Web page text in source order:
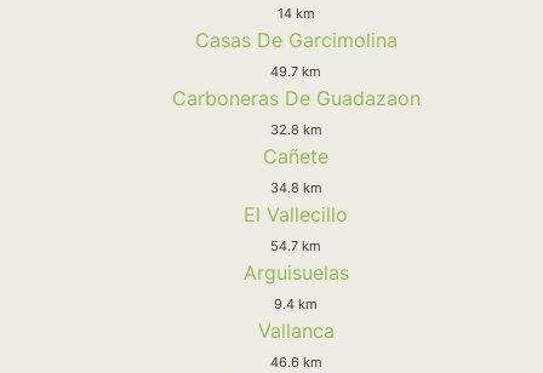
14 km
Casas De Garcimolina
49.7 km
Carboneras De Guadazaon
32.8 km
Cañete
34.8 km
El Vallecillo
54.7 km
Arguisuelas
9.4 km
Vallanca
46.6 km